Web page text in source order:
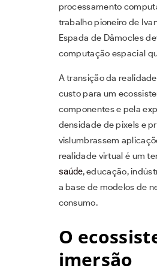
processamento
trabalho pioneiro de
Espada de Dâmocles
computação espacial
A transição da
custo para um
componentes e pela
densidade de pixels e
vislumbrassem
realidade virtual é um
saúde, educação,
a base de modelos de
consumo.
O
imersão